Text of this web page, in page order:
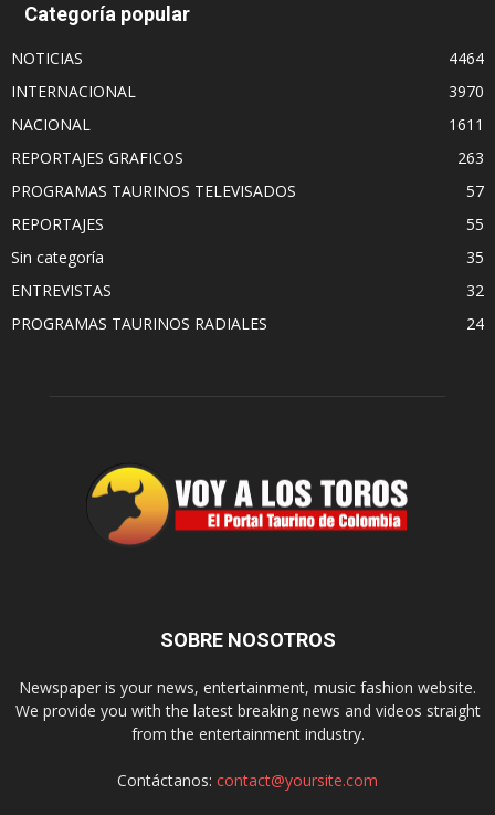
Categoría popular
NOTICIAS
4464
INTERNACIONAL
3970
NACIONAL
1611
REPORTAJES GRAFICOS
263
PROGRAMAS TAURINOS TELEVISADOS
57
REPORTAJES
55
Sin categoría
35
ENTREVISTAS
32
PROGRAMAS TAURINOS RADIALES
24
SOBRE NOSOTROS
Newspaper is your news, entertainment, music fashion website.
We provide you with the latest breaking news and videos straight
from the entertainment industry.
Contáctanos: contact@yoursite.com